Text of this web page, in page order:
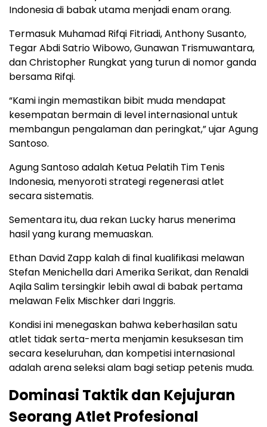
Indonesia di babak utama menjadi enam orang.
Termasuk Muhamad Rifqi Fitriadi, Anthony Susanto,
Tegar Abdi Satrio Wibowo, Gunawan Trismuwantara,
dan Christopher Rungkat yang turun di nomor ganda
bersama Rifqi.
“Kami ingin memastikan bibit muda mendapat
kesempatan bermain di level internasional untuk
membangun pengalaman dan peringkat,” ujar Agung
Santoso.
Agung Santoso adalah Ketua Pelatih Tim Tenis
Indonesia, menyoroti strategi regenerasi atlet
secara sistematis.
Sementara itu, dua rekan Lucky harus menerima
hasil yang kurang memuaskan.
Ethan David Zapp kalah di final kualifikasi melawan
Stefan Menichella dari Amerika Serikat, dan Renaldi
Aqila Salim tersingkir lebih awal di babak pertama
melawan Felix Mischker dari Inggris.
Kondisi ini menegaskan bahwa keberhasilan satu
atlet tidak serta-merta menjamin kesuksesan tim
secara keseluruhan, dan kompetisi internasional
adalah arena seleksi alam bagi setiap petenis muda.
Dominasi Taktik dan Kejujuran
Seorang Atlet Profesional